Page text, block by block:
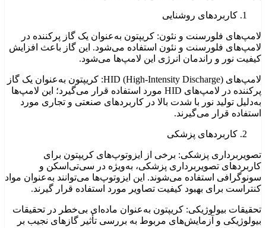
کاربردهای روشنایی
لامپ‌های فلورسنت و نئون: کریپتون به‌عنوان یک گاز پرکننده در
لامپ‌های فلورسنت و نئون استفاده می‌شود. این گاز باعث افزایش
کیفیت نور و راندمان انرژی این لامپ‌ها می‌شود.
لامپ‌های HID (High-Intensity Discharge): کریپتون به‌عنوان یک گاز
پرکننده در لامپ‌های HID مورد استفاده قرار می‌گیرد؛ این لامپ‌ها
به‌دلیل تولید نور با شدت بالا در کاربردهای صنعتی و تجاری مورد
استفاده قرار می‌گیرند.
کاربردهای پزشکی
تصویربرداری پزشکی: برخی از ایزوتوپ‌های کریپتون برای
کاربردهای تصویربرداری پزشکی، به‌ویژه در سی‌تی‌اسکن و
سونوگرافی استفاده می‌شوند. این ایزوتوپ‌ها می‌توانند به‌عنوان مواد
کنتراست برای بهبود کیفیت تصاویر مورد استفاده قرار گیرند.
تحقیقات بیولوژیکی: کریپتون به‌عنوان ماده‌ای بی‌خطر در تحقیقات
بیولوژیکی و آزمایش‌های مربوط به بررسی تأثیر گازهای نجیب بر